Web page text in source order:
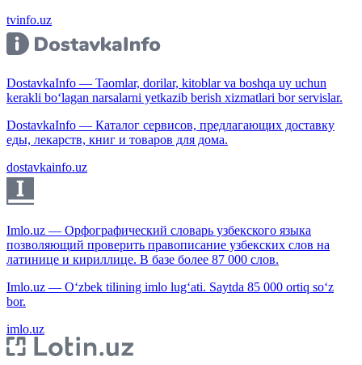
tvinfo.uz
DostavkaInfo — Taomlar, dorilar, kitoblar va boshqa uy uchun
kerakli bo‘lagan narsalarni yetkazib berish xizmatlari bor servislar.
DostavkaInfo — Каталог сервисов, предлагающих доставку
еды, лекарств, книг и товаров для дома.
dostavkainfo.uz
Imlo.uz — Орфографический словарь узбекского языка
позволяющий проверить правописание узбекских слов на
латинице и кириллице. В базе более 87 000 слов.
Imlo.uz — O‘zbek tilining imlo lug‘ati. Saytda 85 000 ortiq so‘z
bor.
imlo.uz